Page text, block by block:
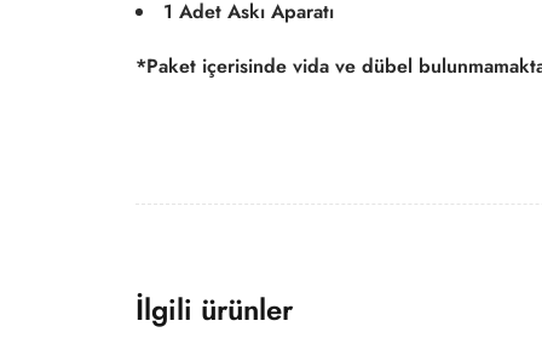
1 Adet Askı Aparatı
*Paket içerisinde vida ve dübel
İlgili ürünler